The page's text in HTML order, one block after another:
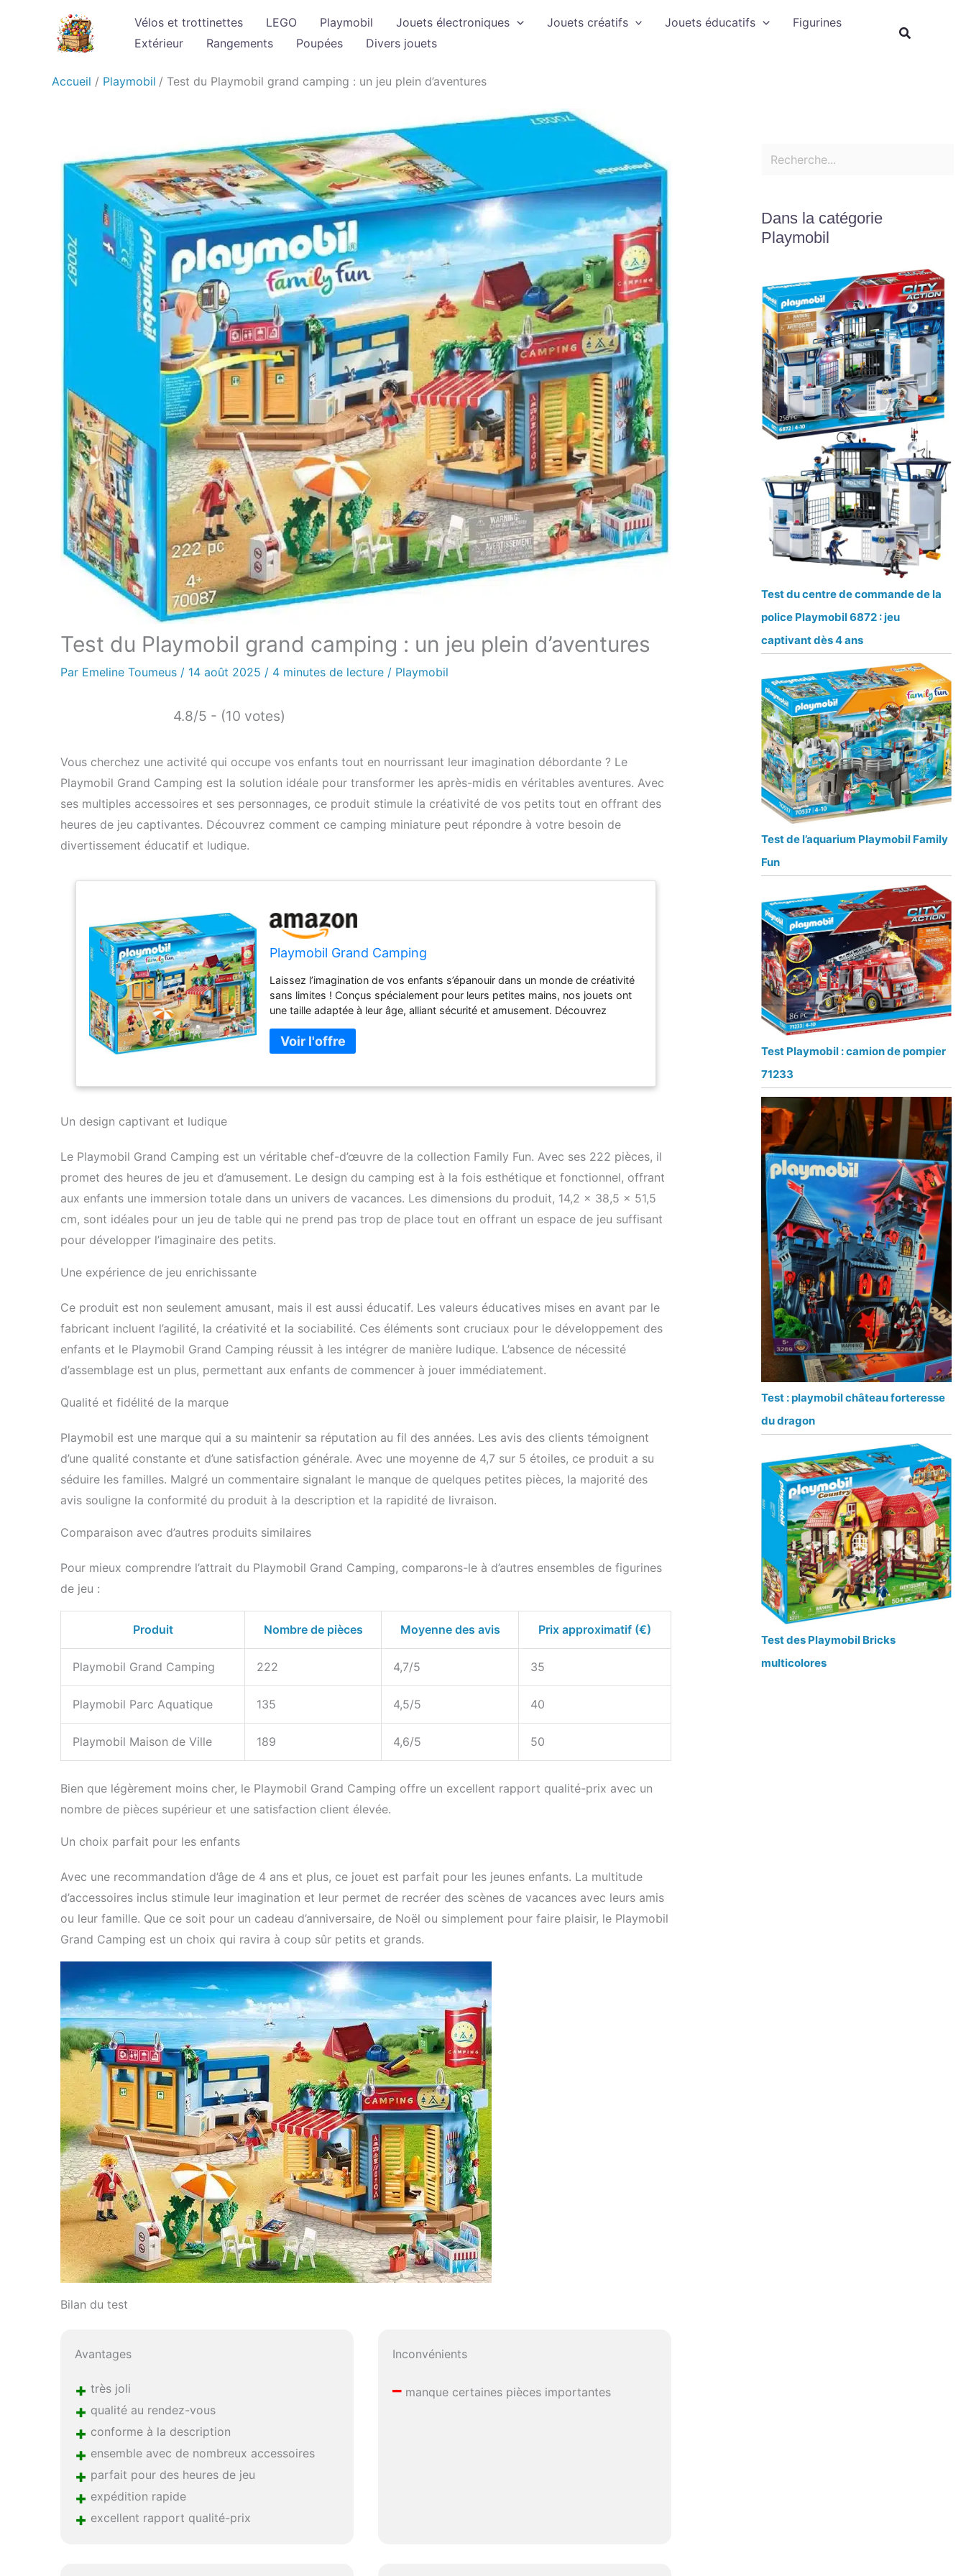
Vélos et trottinettes LEGO Playmobil Jouets électroniques Jouets créatifs Jouets éducatifs
Figurines
Extérieur
Rangements Poupées Divers jouets
Accueil Playmobil Test du Playmobil grand camping : un jeu plein d’aventures
Test du Playmobil grand camping : un jeu plein d’aventures
Par Emeline Toumeus / 14 août 2025 / 4 minutes de lecture / Playmobil
4.8/5 - (10 votes)
Vous cherchez une activité qui occupe vos enfants tout en nourrissant leur imagination débordante ? Le
Playmobil Grand Camping est la solution idéale pour transformer les après-midis en véritables aventures. Avec
ses multiples accessoires et ses personnages, ce produit stimule la créativité de vos petits tout en offrant des
heures de jeu captivantes. Découvrez comment ce camping miniature peut répondre à votre besoin de
divertissement éducatif et ludique.
Playmobil Grand Camping
Laissez l’imagination de vos enfants s’épanouir dans un monde de créativité
sans limites ! Conçus spécialement pour leurs petites mains, nos jouets ont
une taille adaptée à leur âge, alliant sécurité et amusement. Découvrez
aventures durables. Le nettoyage des pièces (sans autocollants) se fait
simplement sous l’eau courante, sans recours à des agents chimiques. La
Un design captivant et ludique
Le Playmobil Grand Camping est un véritable chef-d’œuvre de la collection Family Fun. Avec ses 222 pièces, il
promet des heures de jeu et d’amusement. Le design du camping est à la fois esthétique et fonctionnel, offrant
aux enfants une immersion totale dans un univers de vacances. Les dimensions du produit, 14,2 x 38,5 x 51,5
cm, sont idéales pour un jeu de table qui ne prend pas trop de place tout en offrant un espace de jeu suffisant
pour développer l’imaginaire des petits.
Une expérience de jeu enrichissante
Ce produit est non seulement amusant, mais il est aussi éducatif. Les valeurs éducatives mises en avant par le
fabricant incluent l’agilité, la créativité et la sociabilité. Ces éléments sont cruciaux pour le développement des
enfants et le Playmobil Grand Camping réussit à les intégrer de manière ludique. L’absence de nécessité
d’assemblage est un plus, permettant aux enfants de commencer à jouer immédiatement.
Qualité et fidélité de la marque
Playmobil est une marque qui a su maintenir sa réputation au fil des années. Les avis des clients témoignent
d’une qualité constante et d’une satisfaction générale. Avec une moyenne de 4,7 sur 5 étoiles, ce produit a su
séduire les familles. Malgré un commentaire signalant le manque de quelques petites pièces, la majorité des
avis souligne la conformité du produit à la description et la rapidité de livraison.
Comparaison avec d’autres produits similaires
Pour mieux comprendre l’attrait du Playmobil Grand Camping, comparons-le à d’autres ensembles de figurines
de jeu :
Produit Nombre de pièces Moyenne des avis Prix approximatif (€)
Playmobil Grand Camping 222 4,7/5 35
Playmobil Parc Aquatique 135 4,5/5 40
Playmobil Maison de Ville 189 4,6/5 50
Bien que légèrement moins cher, le Playmobil Grand Camping offre un excellent rapport qualité-prix avec un
nombre de pièces supérieur et une satisfaction client élevée.
Un choix parfait pour les enfants
Avec une recommandation d’âge de 4 ans et plus, ce jouet est parfait pour les jeunes enfants. La multitude
d’accessoires inclus stimule leur imagination et leur permet de recréer des scènes de vacances avec leurs amis
ou leur famille. Que ce soit pour un cadeau d’anniversaire, de Noël ou simplement pour faire plaisir, le Playmobil
Grand Camping est un choix qui ravira à coup sûr petits et grands.
Bilan du test
Avantages
+ très joli
+ qualité au rendez-vous
+ conforme à la description
+ ensemble avec de nombreux accessoires
+ parfait pour des heures de jeu
+ expédition rapide
+ excellent rapport qualité-prix
Inconvénients
– manque certaines pièces importantes
Dans la catégorie
Playmobil
Test du centre de commande de la
police Playmobil 6872 : jeu
captivant dès 4 ans
Test de l’aquarium Playmobil Family
Fun
Test Playmobil : camion de pompier
71233
Test : playmobil château forteresse
du dragon
Test des Playmobil Bricks
multicolores